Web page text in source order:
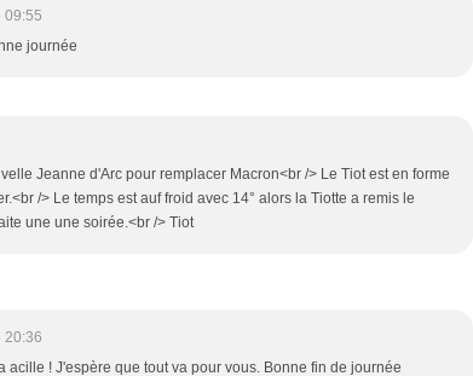
09:55
journée
Jeanne d'Arc pour remplacer Macron<br /> Le Tiot est en forme
/> Le temps est auf froid avec 14° alors la Tiotte a remis le
une une soirée.<br /> Tiot
20:36
acille ! J'espère que tout va pour vous. Bonne fin de journée